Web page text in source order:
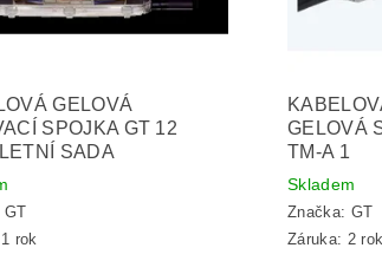
GELOVÁ
SPOJKA GT 12
SADA
GT
rok
GELOVÁ
TM-A 1
Skladem
Značka: GT
Záruka: 2